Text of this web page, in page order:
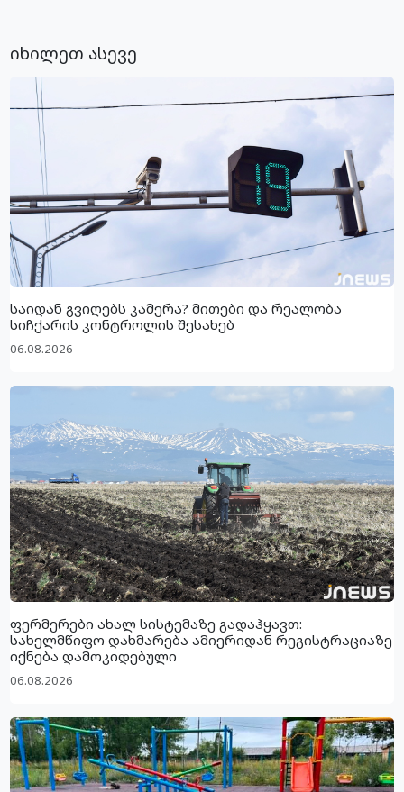
იხილეთ ასევე
საიდან გვიღებს კამერა? მითები და რეალობა
სიჩქარის კონტროლის შესახებ
06.08.2026
ფერმერები ახალ სისტემაზე გადაჰყავთ:
სახელმწიფო დახმარება ამიერიდან რეგისტრაციაზე
იქნება დამოკიდებული
06.08.2026